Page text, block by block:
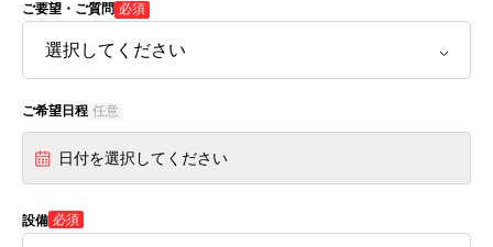
ご要望・ご質問 必須
ご希望日程 任意
日付を選択してください
設備 必須